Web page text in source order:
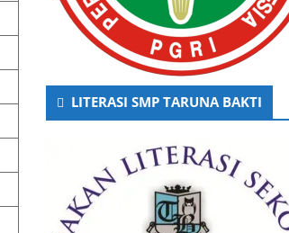
LITERASI SMP TARUNA BAKTI